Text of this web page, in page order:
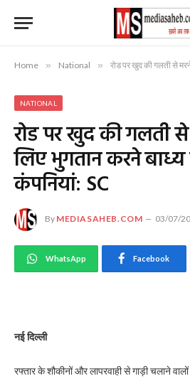
Home » National » रोड पर खुद की गलती से मरने वालों
NATIONAL
रोड पर खुद की गलती
लिए भुगतान करने बाध्य
कंपनियां: SC
By MEDIASAHEB.COM 03/07/
WhatsApp Facebook
नई दिल्ली
रफ्तार के शौकीनों और लापरवाही से गाड़ी चलाने